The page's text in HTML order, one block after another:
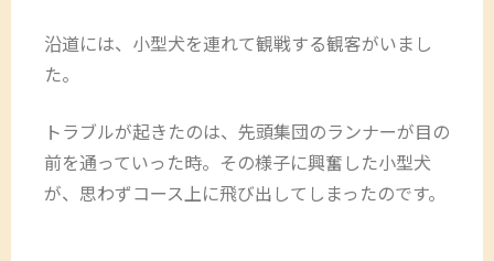
沿道には、小型犬を連れて観戦する観客がいまし
た。
トラブルが起きたのは、先頭集団のランナーが目の
前を通っていった時。その様子に興奮した小型犬
が、思わずコース上に飛び出してしまったのです。